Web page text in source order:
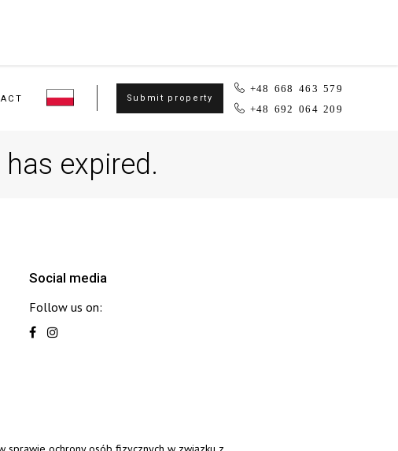
Submit property
+48 668 463 579
+48 692 064 209
expired.
Social media
Follow us on: